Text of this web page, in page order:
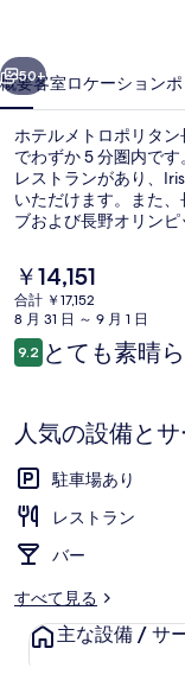
リ
タ
ン
長
野
の
写
真
ギ
ャ
ラ
リ
ー
50+
概要客室ロケーション
ホテルメトロポリタ
でわずか 5 分圏内で
レストランがあり、
いただけます。また
ブおよび長野オリン
く評価しています。
までは徒歩 3 分です。
現
在
の
料
金
で
す
￥14,151
合計 ￥17,152
8 月 31 日 ～ 9 月 1 日
口
コ
9.210段階中9.2
とても素晴
人気の設備と
駐車場あり
レストラン
バー
すべて見る
主な設備 / サ